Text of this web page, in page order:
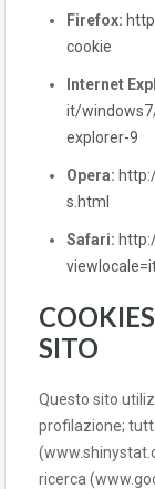
Firefox:
cookie
Internet
it/
explorer-9
Opera:
s.html
Safari:
SITO
Questo sito
profilazione;
ricerca